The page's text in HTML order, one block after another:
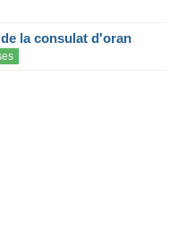
la consulat d'oran